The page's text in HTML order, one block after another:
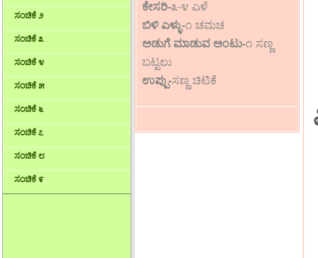
ಸಂಚಿಕೆ ೨
ಸಂಚಿಕೆ ೩
ಸಂಚಿಕೆ ೪
ಸಂಚಿಕೆ ೫
ಸಂಚಿಕೆ ೬
ಸಂಚಿಕೆ ೭
ಸಂಚಿಕೆ ೮
ಸಂಚಿಕೆ ೯
ಕೇಸರಿ-೩-೪ ಎಳೆ
ಬಿಳಿ ಎಳ್ಳು-೧ ಚಮಚ
ಅಡುಗೆ ಮಾಡುವ ಅಂಟು-೧ ಸಣ್ಣ
ಬಟ್ಟಲು
ಉಪ್ಪು-ಸಣ್ಣ ಚಿಟಿಕೆ